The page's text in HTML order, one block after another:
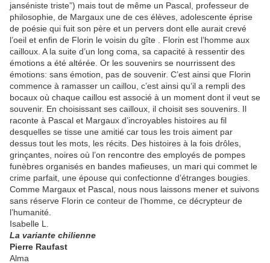
janséniste triste”) mais tout de même un Pascal, professeur de
philosophie, de Margaux une de ces élèves, adolescente éprise
de poésie qui fuit son père et un pervers dont elle aurait crevé
l’oeil et enfin de Florin le voisin du gîte . Florin est l’homme aux
cailloux. A la suite d’un long coma, sa capacité à ressentir des
émotions a été altérée. Or les souvenirs se nourrissent des
émotions: sans émotion, pas de souvenir. C’est ainsi que Florin
commence à ramasser un caillou, c’est ainsi qu’il a rempli des
bocaux où chaque caillou est associé à un moment dont il veut se
souvenir. En choisissant ses cailloux, il choisit ses souvenirs. Il
raconte à Pascal et Margaux d’incroyables histoires au fil
desquelles se tisse une amitié car tous les trois aiment par
dessus tout les mots, les récits. Des histoires à la fois drôles,
grinçantes, noires où l’on rencontre des employés de pompes
funèbres organisés en bandes mafieuses, un mari qui commet le
crime parfait, une épouse qui confectionne d’étranges bougies.
Comme Margaux et Pascal, nous nous laissons mener et suivons
sans réserve Florin ce conteur de l’homme, ce décrypteur de
l’humanité.
Isabelle L.
La variante chilienne
Pierre Raufast
Alma